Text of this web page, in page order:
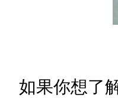
如果你想了